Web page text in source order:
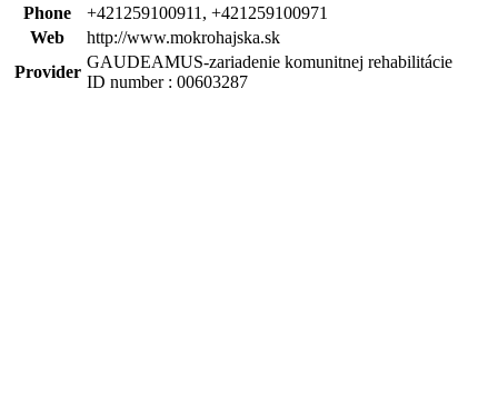
Phone
+421259100911, +421259100971
Web
http://www.mokrohajska.sk
Provider
GAUDEAMUS-zariadenie komunitnej rehabilitácie
ID number : 00603287